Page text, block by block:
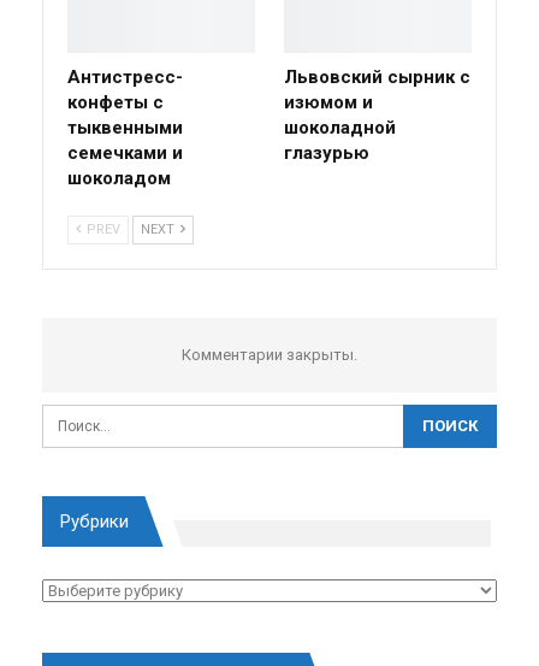
Антистресс-
конфеты с
тыквенными
семечками и
шоколадом
Львовский сырник с
изюмом и
шоколадной
глазурью
PREV NEXT
Комментарии закрыты.
Рубрики
Рубрики